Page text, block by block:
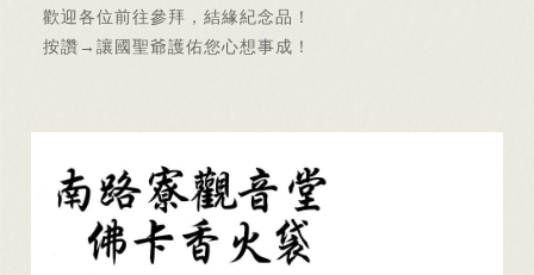
歡迎各位前往參拜，結緣紀念品！
按讚→讓國聖爺護佑您心想事成！